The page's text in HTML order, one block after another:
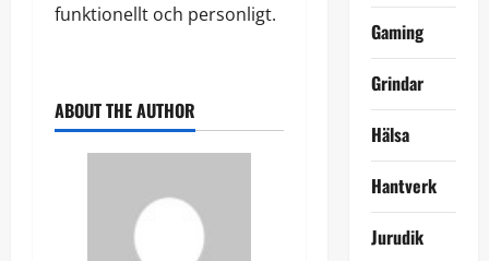
funktionellt och personligt.
ABOUT THE AUTHOR
Gaming
Grindar
Hälsa
Hantverk
Jurudik